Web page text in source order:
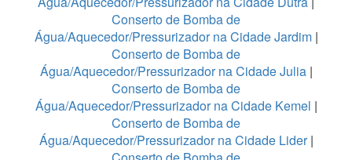
Conserto de Bomba de
Água/Aquecedor/Pressurizador na Cidade Jardim|
Conserto de Bomba de
Água/Aquecedor/Pressurizador na Cidade Julia |
Conserto de Bomba de
Água/Aquecedor/Pressurizador na Cidade Kemel |
Conserto de Bomba de
Água/Aquecedor/Pressurizador na Cidade Lider|